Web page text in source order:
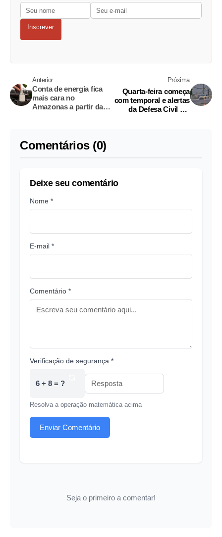
Inscrever
Anterior
Conta de energia fica
mais cara no
Amazonas a partir da
Próxima
Quarta-feira começa
com temporal e alertas
da Defesa Civil em
Comentários (0)
Deixe seu comentário
Nome *
E-mail *
Comentário *
Verificação de segurança *
6 + 8 = ?
Resolva a operação matemática acima
Enviar Comentário
Seja o primeiro a comentar!